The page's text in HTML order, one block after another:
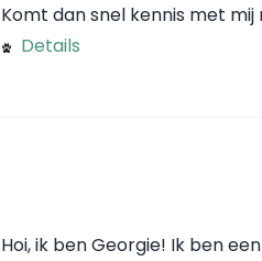
Komt dan snel kennis met mij
Details
Hoi, ik ben Georgie! Ik ben